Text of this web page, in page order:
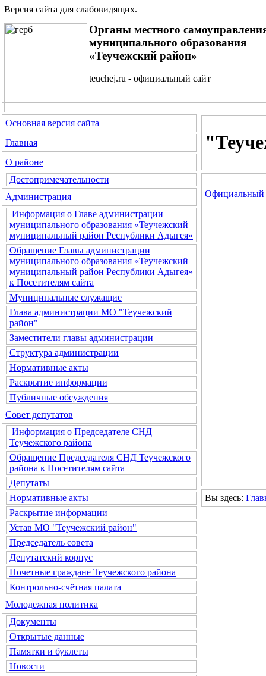
Версия сайта для слабовидящих.
Органы местного
муниципального образования
«Теучежский район»
teuchej.ru - официальный сайт
Основная версия сайта
Главная
О районе
Достопримечательности
Администрация
Информация о Главе администрации
муниципального образования «Теучежский
муниципальный район Республики Адыгея»
Обращение Главы администрации
муниципального образования «Теучежский
муниципальный район Республики Адыгея»
к Посетителям сайта
Муниципальные служащие
Глава администрации МО "Теучежский
район"
Заместители главы администрации
Структура администрации
Нормативные акты
Раскрытие информации
Публичные обсуждения
Совет депутатов
Информация о Председателе СНД
Теучежского района
Обращение Председателя СНД Теучежского
района к Посетителям сайта
Депутаты
Нормативные акты
Раскрытие информации
Устав МО "Теучежский район"
Председатель совета
Депутатский корпус
Почетные граждане Теучежского района
Контрольно-счётная палата
Молодежная политика
Документы
Открытые данные
Памятки и буклеты
Новости
Официальный
Вы здесь: